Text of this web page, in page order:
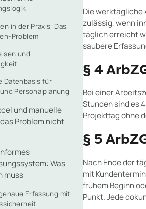
in der Praxis: Das
Problem
und
Datenbasis für
Personalplanung
und manuelle
Problem nicht
Was
muss
Erfassung mit
Die werktägliche
zulässig, wenn
täglich erreicht
saubere
§ 4
Bei einer
Stunden sind es
Projekttag ohne
§ 5
Nach Ende der
mit
frühem Beginn
Punkt. Jede